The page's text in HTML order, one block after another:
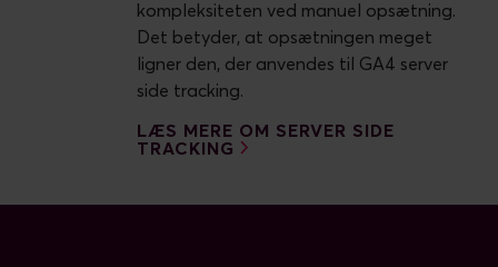
kompleksiteten ved manuel opsætning.
Det betyder, at opsætningen meget
ligner den, der anvendes til GA4 server
side tracking.
LÆS MERE OM SERVER SIDE
TRACKING